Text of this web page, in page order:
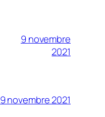
9 novembre
2021
9 novembre 2021